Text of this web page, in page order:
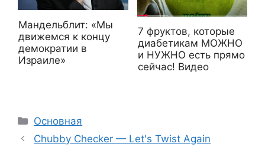
Мандельблит: «Мы
движемся к концу
демократии в
Израиле»
7 фруктов, которые
диабетикам МОЖНО
и НУЖНО есть прямо
сейчас! Видео
Рубрики
Основная
Chubby Checker — Let's Twist Again